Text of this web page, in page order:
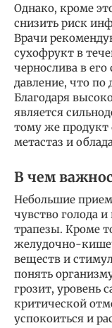
Однако, кроме
снизить риск
Врачи
сухофрукт в
чернослива в
давление, что по
Благодаря
является
тому же продукт
метастаз и
В чем
Небольшие
чувство голода
трапезы. Кроме
желудочно-
веществ и
понять
грозит, уровень
критической
успокоиться и